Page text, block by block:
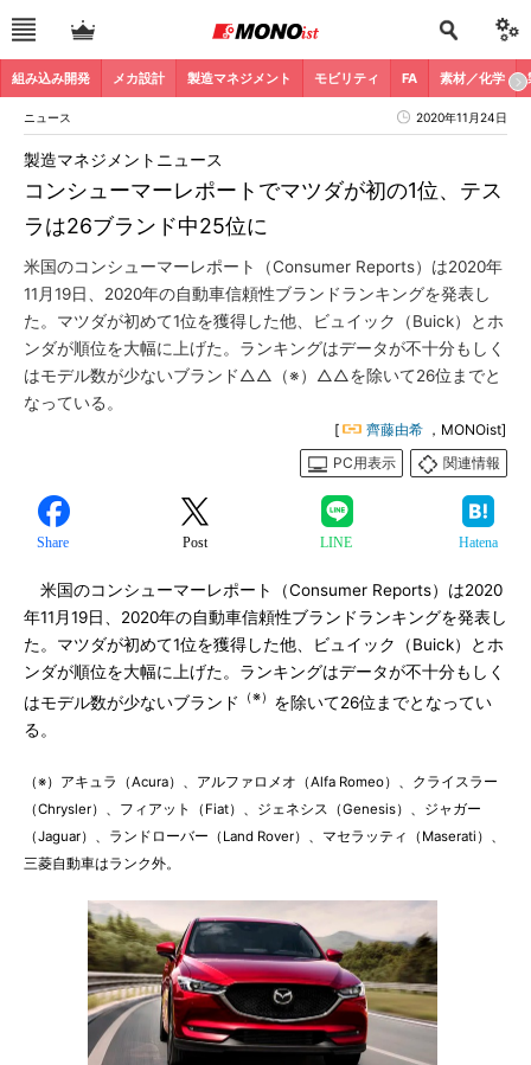
組み込み開発 メカ設計 製造マネジメント モビリティ FA 素材／化学
ニュース 2020年11月24日
コンシューマーレポートでマツダが初の1位、テス
ラは26ブランド中25位に
製造マネジメントニュース
米国のコンシューマーレポート（Consumer Reports）は2020年
11月19日、2020年の自動車信頼性ブランドランキングを発表し
た。マツダが初めて1位を獲得した他、ビュイック（Buick）とホ
ンダが順位を大幅に上げた。ランキングはデータが不十分もしく
はモデル数が少ないブランド△△（※）△△を除いて26位までと
なっている。
[ 齊藤由希 ，MONOist]
PC用表示
関連情報
Share Post LINE Hatena
米国のコンシューマーレポート（Consumer Reports）は2020
年11月19日、2020年の自動車信頼性ブランドランキングを発表し
た。マツダが初めて1位を獲得した他、ビュイック（Buick）とホ
ンダが順位を大幅に上げた。ランキングはデータが不十分もしく
はモデル数が少ないブランド
（※） を除いて26位までとなってい
る。
（※）アキュラ（Acura）、アルファロメオ（Alfa Romeo）、クライスラー
（Chrysler）、フィアット（Fiat）、ジェネシス（Genesis）、ジャガー
（Jaguar）、ランドローバー（Land Rover）、マセラッティ（Maserati）、
三菱自動車はランク外。